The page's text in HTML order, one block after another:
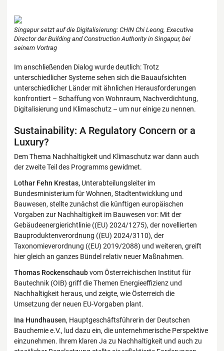
Singapur setzt auf die Digitalisierung: CHIN Chi Leong, Executive
Director der Building and Construction Authority in Singapur, bei
seinem Vortrag
Im anschließenden Dialog wurde deutlich: Trotz
unterschiedlicher Systeme sehen sich die Bauaufsichten
unterschiedlicher Länder mit ähnlichen Herausforderungen
konfrontiert – Schaffung von Wohnraum, Nachverdichtung,
Digitalisierung und Klimaschutz – um nur einige zu nennen.
Sustainability: A Regulatory Concern or a
Luxury?
Dem Thema Nachhaltigkeit und Klimaschutz war dann auch
der zweite Teil des Programms gewidmet.
Lothar Fehn Krestas, Unterabteilungsleiter im
Bundesministerium für Wohnen, Stadtentwicklung und
Bauwesen, stellte zunächst die künftigen europäischen
Vorgaben zur Nachhaltigkeit im Bauwesen vor: Mit der
Gebäudeenergierichtlinie ((EU) 2024/1275), der novellierten
Bauproduktenverordnung ((EU) 2024/3110), der
Taxonomieverordnung ((EU) 2019/2088) und weiteren, greift
hier gleich an ganzes Bündel relativ neuer Maßnahmen.
Thomas Rockenschaubvom Österreichischen Institut für
Bautechnik (OIB) griff die Themen Energieeffizienz und
Nachhaltigkeit heraus, und zeigte, wie Österreich die
Umsetzung der neuen EU-Vorgaben plant.
Ina Hundhausen, Hauptgeschäftsführerin der Deutschen
Bauchemie e.V., lud dazu ein, die unternehmerische Perspektive
einzunehmen. Ihrem klaren Ja zu Nachhaltigkeit und auch zu